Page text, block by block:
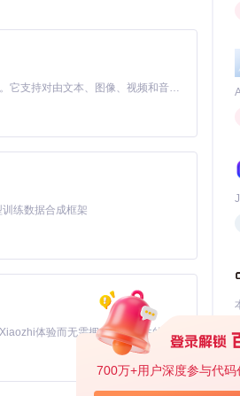
700万+用户深度参与代
快速切换，窗口定位时间从8秒减
文件完整性：从仓库克隆项目
MiniMax H3 是一个通用的全模态生成系统。它支持对由文本、图像、视频和音频组成的多模态上下文进行统一理解，并能生成分辨率高达 2K、时长可达 15 秒的带原生立体声音频的视频。得益于面向任务泛化的系统设计，H3 在预训练阶段就已具备广泛的多模态上下文理解与生成能力，能够出色地执行复杂的多模态指令。
练数据合成框架
基于Python的Xiaozhi AI，适用于想要完整Xiaozhi体验而无需拥有专用硬件的用户。